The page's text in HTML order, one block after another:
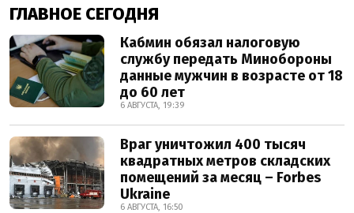
ГЛАВНОЕ СЕГОДНЯ
Кабмин обязал налоговую
службу передать Минобороны
данные мужчин в возрасте от 18
до 60 лет
6 АВГУСТА, 19:39
Враг уничтожил 400 тысяч
квадратных метров складских
помещений за месяц – Forbes
Ukraine
6 АВГУСТА, 16:50